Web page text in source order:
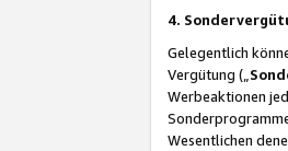
4.
Gelegentlich
Vergütung („
Werbeaktionen
Wesentlichen